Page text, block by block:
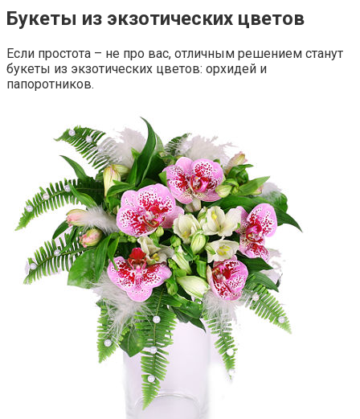
Букеты из экзотических цветов
Если простота – не про вас, отличным решением станут
букеты из экзотических цветов: орхидей и
папоротников.